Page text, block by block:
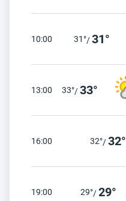
10:00 31°/31°
13:00 33°/33°
16:00 32°/32°
19:00 29°/29°